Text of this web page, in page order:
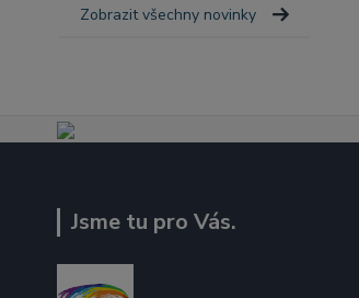
Zobrazit všechny novinky
Jsme tu pro Vás.